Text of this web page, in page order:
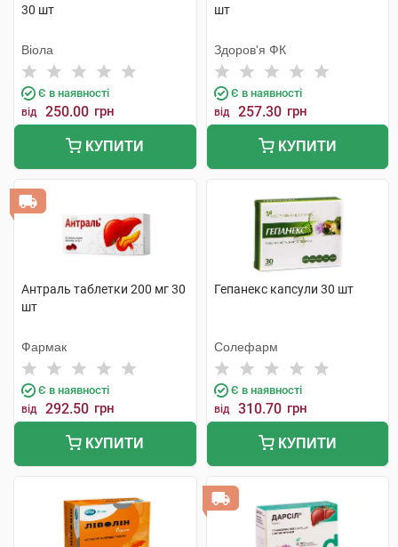
30 шт
Віола
Є в наявності
від 250.00 грн
КУПИТИ
шт
Здоров'я ФК
Є в наявності
від 257.30 грн
КУПИТИ
Антраль таблетки 200 мг 30
шт
Фармак
Є в наявності
від 292.50 грн
КУПИТИ
Гепанекс капсули 30 шт
Солефарм
Є в наявності
від 310.70 грн
КУПИТИ